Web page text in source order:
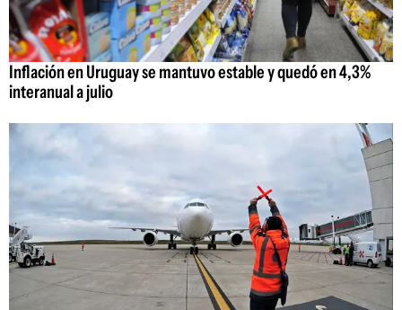
Inflación en Uruguay se mantuvo estable y quedó en 4,3%
interanual a julio